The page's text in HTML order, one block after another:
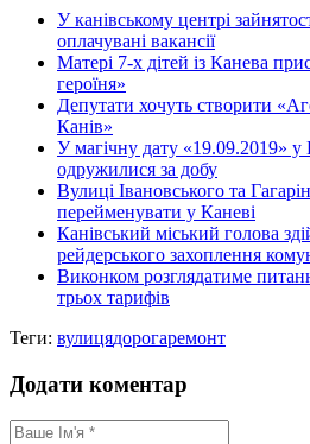
У канівському центрі
оплачувані вакансії
Матері 7-х дітей із Канева
героїня»
Депутати хочуть створити
Канів»
У магічну дату «19.09.2019» у
одружилися за добу
Вулиці Івановського та
перейменувати у Каневі
Канівський міський голова
рейдерського захоплення
Виконком розглядатиме
трьох тарифів
Теги: вулицядорогаремонт
Додати коментар